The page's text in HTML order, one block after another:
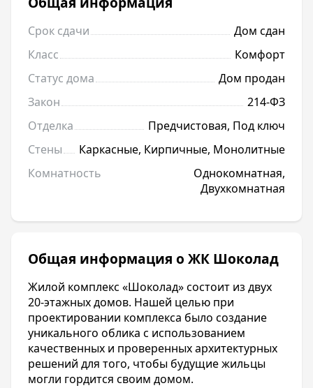
Срок сдачи
Дом сдан
Класс
Комфорт
Статус дома
Дом продан
Закон
214-ФЗ
Отделка
Предчистовая, Под ключ
Стены
Каркасные, Кирпичные, Монолитные
Комнатность
Однокомнатная,
Двухкомнатная
Общая информация о ЖК Шоколад
Жилой комплекс «Шоколад» состоит из двух
20-этажных домов. Нашей целью при
проектировании комплекса было создание
уникального облика с использованием
качественных и проверенных архитектурных
решений для того, чтобы будущие жильцы
могли гордится своим домом.